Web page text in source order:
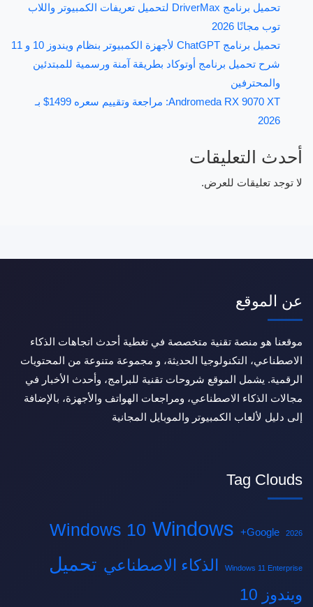
تحميل برنامج DriverMax لتحميل تعريفات الكمبيوتر واللاب
توب مجانًا 2026
تحميل برنامج ChatGPT لأجهزة الكمبيوتر بنظام ويندوز 10 و 11
شرح تحميل برنامج أوتوكاد بطريقة آمنة ورسمية للمبتدئين
والمحترفين
Andromeda RX 9070 XT: مراجعة وتقييم سعره 1499$ بـ
2026
أحدث التعليقات
لا توجد تعليقات للعرض.
عن الموقع
موقعنا هو منصة تقنية متخصصة في تغطية أحدث اتجاهات الذكاء
الاصطناعي، التكنولوجيا الحديثة، و مجموعة متنوعة من المحتويات
الرقمية. يشمل الموقع شروحات تقنية للبرامج، وأحدث الأخبار في
مجالات الذكاء الاصطناعي، ومراجعات الهواتف والأجهزة، بالإضافة
إلى دليل لألعاب الكمبيوتر والموبايل المجانية
Tag Clouds
2026
Google+
Windows
Windows 10
Windows 11 Enterprise الذكاء الاصطناعي تحميل
ويندوز 10